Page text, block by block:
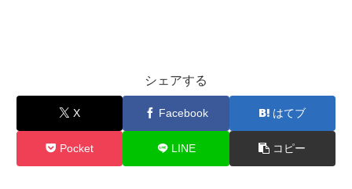
シェアする
X Facebook はてブ
Pocket LINE コピー